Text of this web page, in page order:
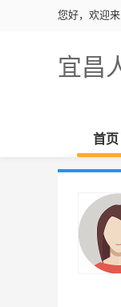
您好，欢迎来
宜昌
首页